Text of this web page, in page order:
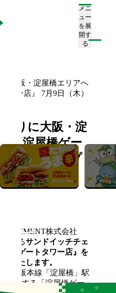
メニ
ュー
を展
開す
る
に大阪・淀屋橋エリアへ
ワー店』 7月9日（木）
ぶりに大阪・淀
『淀屋橋ゲー
（木）オープ
株式会社
開するサンドイッチチェ
屋橋ゲートタワー店』を
いたします。
・京阪本線「淀屋橋」駅
位置する「淀屋橋ゲー